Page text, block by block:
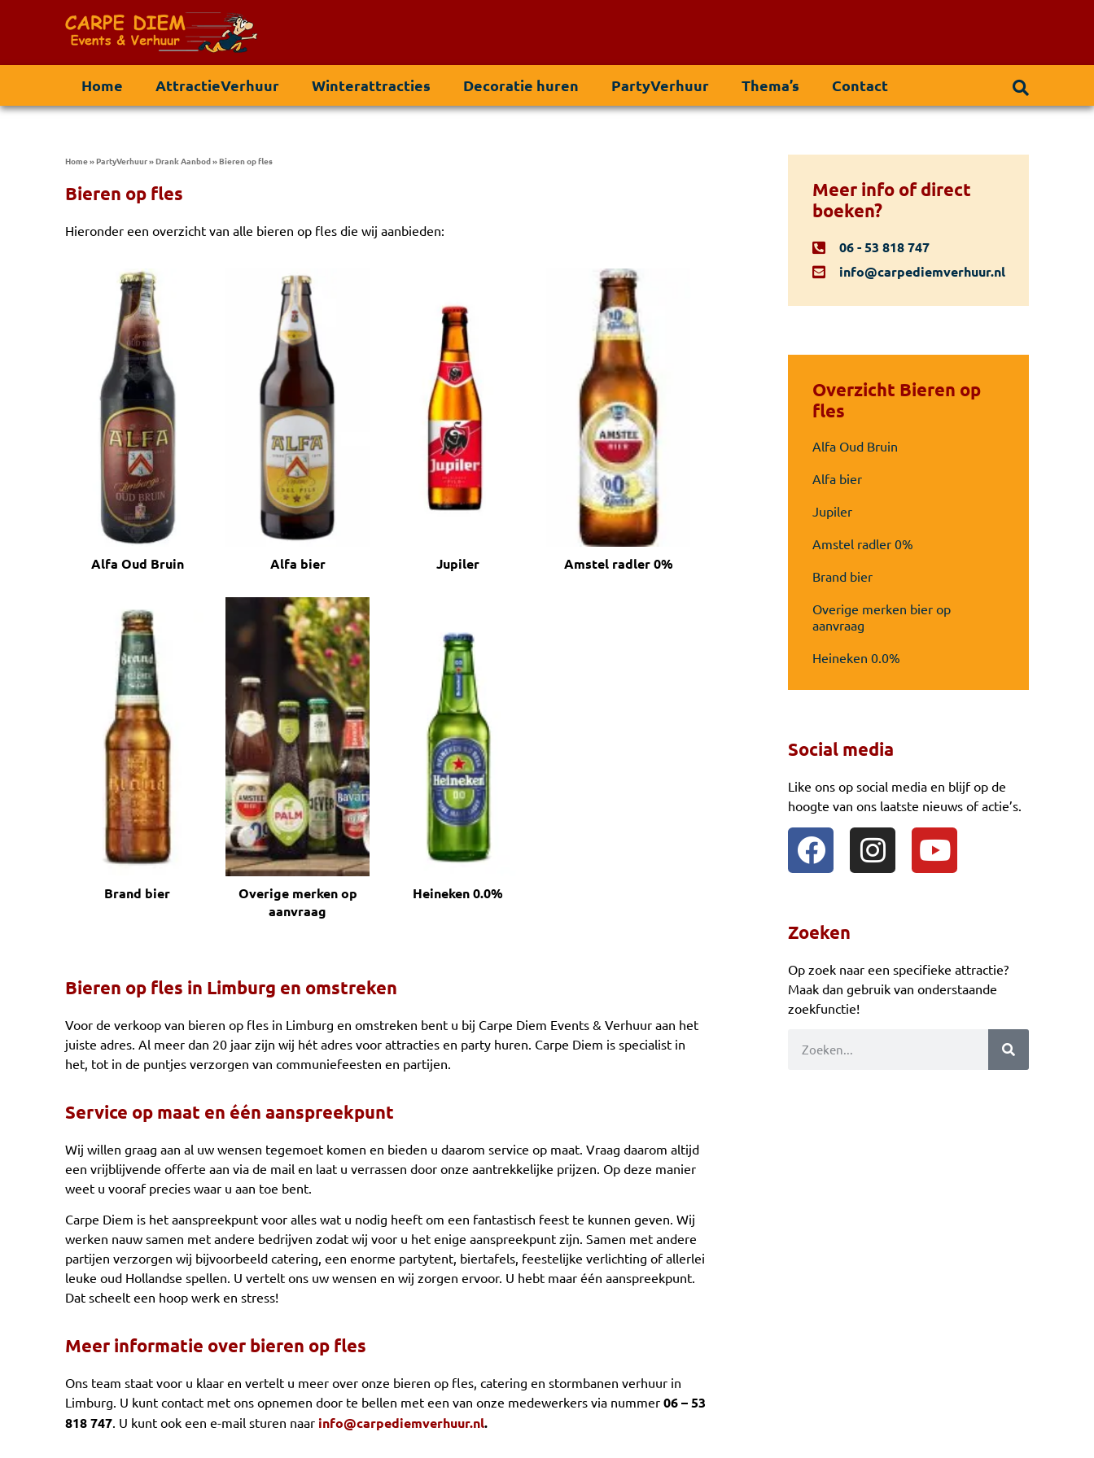
Home AttractieVerhuur Winterattracties Decoratie huren PartyVerhuur Thema’s Contact
Home»PartyVerhuur»Drank Aanbod»Bieren op fles
Bieren op fles
Hieronder een overzicht van alle bieren op fles die wij aanbieden:
Alfa Oud Bruin Alfa bier Jupiler Amstel radler 0%
Brand bier
Overige merken op
aanvraag
Heineken 0.0%
Bieren op fles in Limburg en omstreken
Voor de verkoop van bieren op fles in Limburg en omstreken bent u bij Carpe Diem Events & Verhuur aan het
juiste adres. Al meer dan 20 jaar zijn wij hét adres voor attracties en party huren. Carpe Diem is specialist in
het, tot in de puntjes verzorgen van communiefeesten en partijen.
Service op maat en één aanspreekpunt
Wij willen graag aan al uw wensen tegemoet komen en bieden u daarom service op maat. Vraag daarom altijd
een vrijblijvende offerte aan via de mail en laat u verrassen door onze aantrekkelijke prijzen. Op deze manier
weet u vooraf precies waar u aan toe bent.
Carpe Diem is het aanspreekpunt voor alles wat u nodig heeft om een fantastisch feest te kunnen geven. Wij
werken nauw samen met andere bedrijven zodat wij voor u het enige aanspreekpunt zijn. Samen met andere
partijen verzorgen wij bijvoorbeeld catering, een enorme partytent, biertafels, feestelijke verlichting of allerlei
leuke oud Hollandse spellen. U vertelt ons uw wensen en wij zorgen ervoor. U hebt maar één aanspreekpunt.
Dat scheelt een hoop werk en stress!
Meer informatie over bieren op fles
Ons team staat voor u klaar en vertelt u meer over onze bieren op fles, catering en stormbanen verhuur in
Limburg. U kunt contact met ons opnemen door te bellen met een van onze medewerkers via nummer 06 – 53
818 747 . U kunt ook een e-mail sturen naar info@carpediemverhuur.nl.
Meer info of direct
boeken?
06 - 53 818 747
info@carpediemverhuur.nl
Overzicht Bieren op
fles
Alfa Oud Bruin
Alfa bier
Jupiler
Amstel radler 0%
Brand bier
Overige merken bier op
aanvraag
Heineken 0.0%
Social media
Like ons op social media en blijf op de
hoogte van ons laatste nieuws of actie’s.
Zoeken
Op zoek naar een specifieke attractie?
Maak dan gebruik van onderstaande
zoekfunctie!